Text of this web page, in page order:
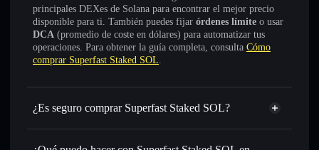
principales DEXes de Solana para encontrar el mejor precio
disponible para ti. También puedes fijar órdenes límite o usar
DCA (promedio de coste en dólares) para automatizar tus
operaciones. Para obtener la guía completa, consulta Cómo
comprar Superfast Staked SOL.
¿Es seguro comprar Superfast Staked SOL?
Superfast Staked SOL token verificado